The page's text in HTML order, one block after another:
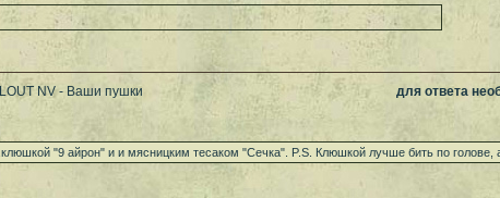
NV - Ваши пушки для ответа
"9 айрон" и и мясницким тесаком "Сечка". P.S. Клюшкой лучше бить по голове,